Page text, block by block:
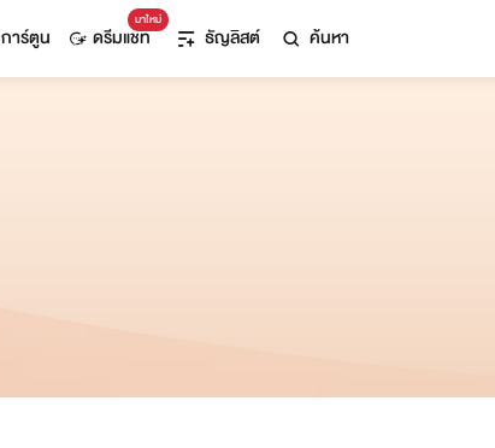
การ์ตูน
มาใหม่
ดรีมแชท ธัญลิสต์ ค้นหา